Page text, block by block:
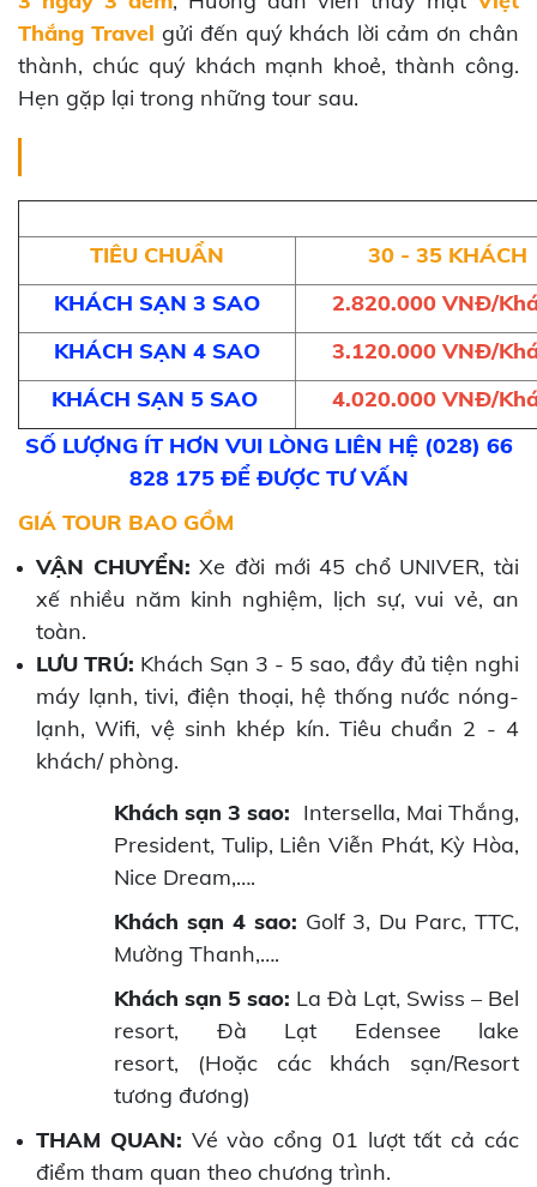
Thắng Travel gửi đến quý khách lời cảm ơn chân
thành, chúc quý khách mạnh khoẻ, thành công.
Hẹn gặp lại trong những tour sau.
TIÊU CHUẨN
30 - 35 KHÁCH
KHÁCH SẠN 3 SAO
2.820.000 VNĐ/
KHÁCH SẠN 4 SAO
3.120.000 VNĐ/
KHÁCH SẠN 5 SAO
4.020.000 VNĐ/
SỐ LƯỢNG ÍT HƠN VUI LÒNG LIÊN HỆ (028) 66
828 175 ĐỂ ĐƯỢC TƯ VẤN
GIÁ TOUR BAO GỒM
VẬN CHUYỂN:Xe đời mới 45 chổ UNIVER, tài
xế nhiều năm kinh nghiệm, lịch sự, vui vẻ, an
toàn.
LƯU TRÚ: Khách Sạn 3 - 5 sao, đầy đủ tiện nghi
máy lạnh, tivi, điện thoại, hệ thống nước nóng-
lạnh, Wifi, vệ sinh khép kín. Tiêu chuẩn 2 - 4
khách/ phòng.
Khách sạn 3 sao: Intersella, Mai Thắng,
President, Tulip, Liên Viễn Phát, Kỳ Hòa,
Nice Dream,….
Khách sạn 4 sao: Golf 3, Du Parc, TTC,
Mường Thanh,….
Khách sạn 5 sao: La Đà Lạt, Swiss – Bel
resort, Đà Lạt Edensee lake
resort, (Hoặc các khách sạn/Resort
tương đương)
THAM QUAN: Vé vào cổng 01 lượt tất cả các
điểm tham quan theo chương trình.